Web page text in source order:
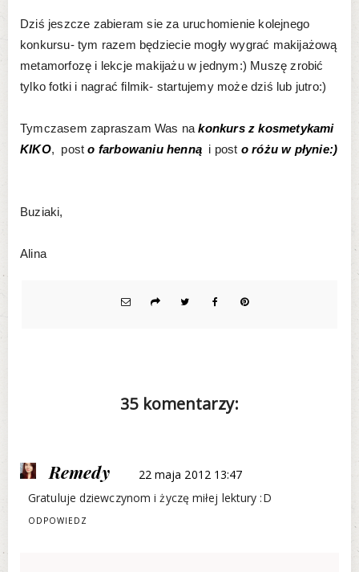
Dziś jeszcze zabieram sie za uruchomienie kolejnego
konkursu- tym razem będziecie mogły wygrać makijażową
metamorfozę i lekcje makijażu w jednym:) Muszę zrobić
tylko fotki i nagrać filmik- startujemy może dziś lub jutro:)
Tymczasem zapraszam Was na konkurs z kosmetykami
KIKO, posto farbowaniu henną i post o różu w płynie:)
Buziaki,
Alina
35 komentarzy:
Remedy
22 maja 2012 13:47
Gratuluje dziewczynom i życzę miłej lektury :D
ODPOWIEDZ